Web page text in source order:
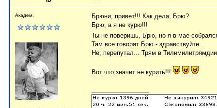
Академ.
Брюни, привет!!! Как дела, Брю?
Брю, а я не курю!!!
Ты не поверишь, Брю, но я в мае
Там все говорят Брю - здравствуйте...
Не, перепутал... Трям в
Вот что значит не курить!!!